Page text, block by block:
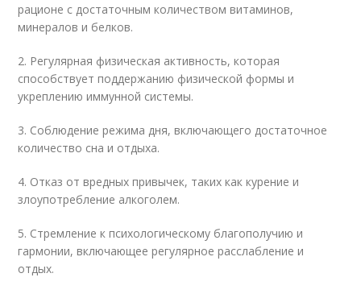
рационе с достаточным количеством витаминов,
минералов и белков.
2. Регулярная физическая активность, которая
способствует поддержанию физической формы и
укреплению иммунной системы.
3. Соблюдение режима дня, включающего достаточное
количество сна и отдыха.
4. Отказ от вредных привычек, таких как курение и
злоупотребление алкоголем.
5. Стремление к психологическому благополучию и
гармонии, включающее регулярное расслабление и
отдых.